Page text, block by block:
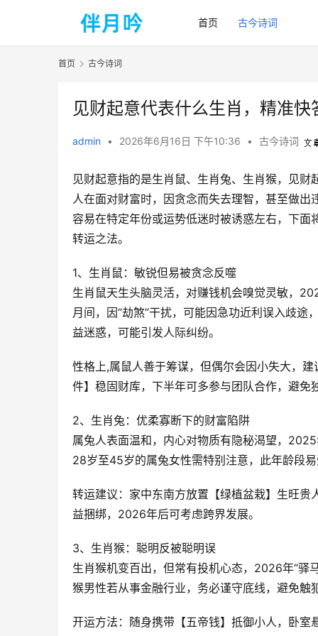
首页 古今诗词
首页 古今诗词
见财起意代表什么生肖，精准快
admin • 2026年6月16日 下午10:36 • 古今诗词
见财起意指的是生肖鼠、生肖兔、生肖猴，见
人在面对财富时，因贪念而失去理智，甚至做
容易在特定年份或运势低迷时被诱惑左右，下
转运之法。
1、生肖鼠：敏锐但易被贪念反噬
生肖鼠天生头脑灵活，对赚钱机会嗅觉灵敏，
月间，因“劫煞”干扰，可能因急功近利误入歧
益迷惑，可能引发人际纠纷。
性格上,属鼠人善于筹谋，但偶尔会因小失大，
件】稳固财库，下半年可多参与团队合作，避
2、生肖兔：优柔寡断下的财富陷阱
属兔人表面温和，内心对物质有隐秘渴望，
28岁至45岁的属兔女性需特别注意，此年龄段
转运建议：家中东南方放置【绿植盆栽】生旺
益捆绑，2026年后可考虑跨界发展。
3、生肖猴：聪明反被聪明误
生肖猴机变百出，但常有投机心态，2026年“驿
猴男性若从事金融行业，务必谨守底线，避免
开运方法：随身携带【五帝钱】抵御小人，卧